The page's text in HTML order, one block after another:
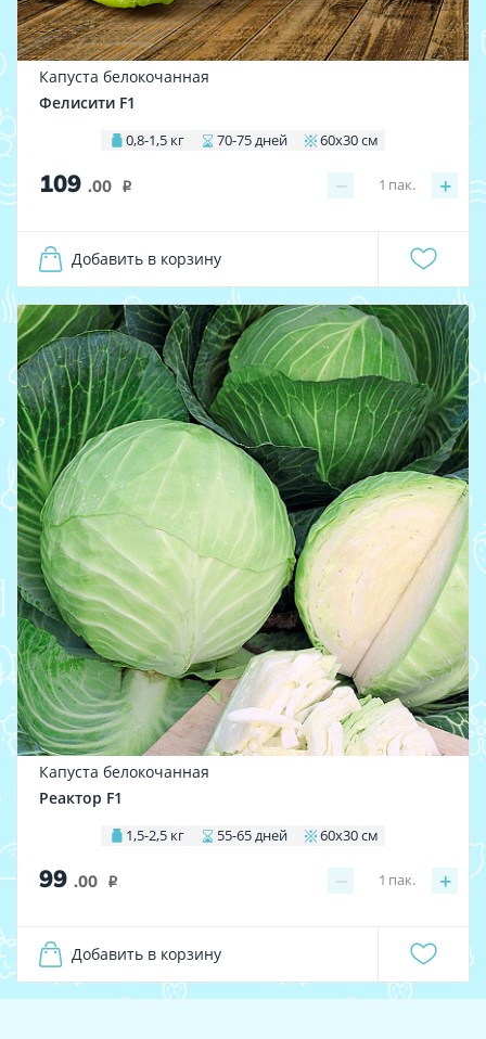
Капуста белокочанная
Фелисити F1
0,8-1,5 кг 70-75 дней 60х30 см
109 .00 i − +
1 пак.
Добавить в корзину
Капуста белокочанная
Реактор F1
1,5-2,5 кг 55-65 дней 60х30 см
99 .00 i − +
1 пак.
Добавить в корзину